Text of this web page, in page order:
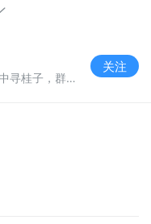
江南忆，最忆是杭州，山寺月中寻桂子，群亭枕上看潮头。
关注